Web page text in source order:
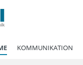
springen
KOMMUNIKATION